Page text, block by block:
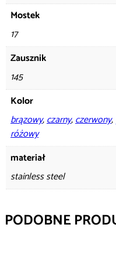
Mostek
17
Zausznik
145
Kolor
brązowy,czarny,czerwony,
różowy
materiał
stainless steel
PODOBNE